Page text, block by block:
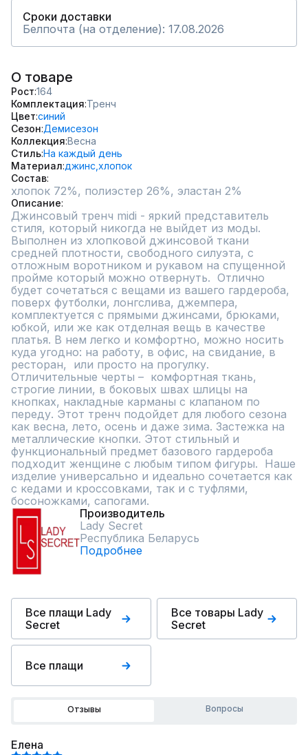
Сроки доставки
Белпочта (на отделение): 17.08.2026
О товаре
Рост 164
Комплектация Тренч
Цвет синий
Сезон Демисезон
Коллекция Весна
СтильНа каждый день
Материал джинс, хлопок
Состав
Описание
Джинсовый тренч midi - яркий представитель
стиля, который никогда не выйдет из моды.
Выполнен из хлопковой джинсовой ткани
средней плотности, свободного силуэта, с
отложным воротником и рукавом на спущенной
пройме который можно отвернуть.  Отлично
будет сочетаться с вещами из вашего гардероба,
поверх футболки, лонгслива, джемпера,
комплектуется с прямыми джинсами, брюками,
юбкой, или же как отделная вещь в качестве
платья. В нем легко и комфортно, можно носить
куда угодно: на работу, в офис, на свидание, в
ресторан,  или просто на прогулку.
Отличительные черты –  комфортная ткань,
строгие линии, в боковых швах шлицы на
кнопках, накладные карманы с клапаном по
переду. Этот тренч подойдет для любого сезона
как весна, лето, осень и даже зима. Застежка на
металлические кнопки. Этот стильный и
функциональный предмет базового гардероба
подходит женщине с любым типом фигуры.  Наше
изделие универсально и идеально сочетается как
с кедами и кроссовками, так и с туфлями,
босоножками, сапогами.
Производитель
Lady Secret
Республика Беларусь
Подробнее
Все плащи Lady
Secret
Все товары Lady
Secret
Все плащи
Отзывы Вопросы
Елена